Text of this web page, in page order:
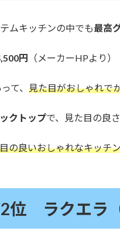
ムキッチンの中でも最高
円 （メーカーHPより）
て、 見た目がおしゃれで
クトップで、見た目の良
の良いおしゃれなキッチ
位 ラクエラ（